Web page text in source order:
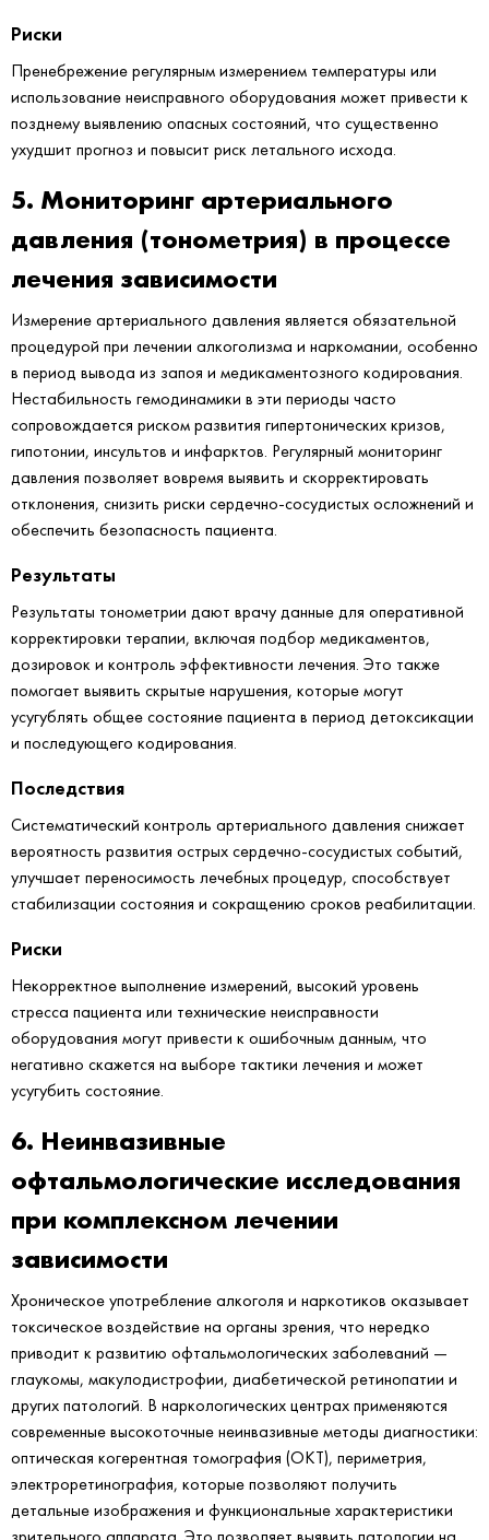
Риски
Пренебрежение регулярным измерением температуры или
использование неисправного оборудования может привести к
позднему выявлению опасных состояний, что существенно
ухудшит прогноз и повысит риск летального исхода.
5. Мониторинг артериального
давления (тонометрия) в процессе
лечения зависимости
Измерение артериального давления является обязательной
процедурой при лечении алкоголизма и наркомании, особенно
в период вывода из запоя и медикаментозного кодирования.
Нестабильность гемодинамики в эти периоды часто
сопровождается риском развития гипертонических кризов,
гипотонии, инсультов и инфарктов. Регулярный мониторинг
давления позволяет вовремя выявить и скорректировать
отклонения, снизить риски сердечно-сосудистых осложнений и
обеспечить безопасность пациента.
Результаты
Результаты тонометрии дают врачу данные для оперативной
корректировки терапии, включая подбор медикаментов,
дозировок и контроль эффективности лечения. Это также
помогает выявить скрытые нарушения, которые могут
усугублять общее состояние пациента в период детоксикации
и последующего кодирования.
Последствия
Систематический контроль артериального давления снижает
вероятность развития острых сердечно-сосудистых событий,
улучшает переносимость лечебных процедур, способствует
стабилизации состояния и сокращению сроков реабилитации.
Риски
Некорректное выполнение измерений, высокий уровень
стресса пациента или технические неисправности
оборудования могут привести к ошибочным данным, что
негативно скажется на выборе тактики лечения и может
усугубить состояние.
6. Неинвазивные
офтальмологические исследования
при комплексном лечении
зависимости
Хроническое употребление алкоголя и наркотиков оказывает
токсическое воздействие на органы зрения, что нередко
приводит к развитию офтальмологических заболеваний —
глаукомы, макулодистрофии, диабетической ретинопатии и
других патологий. В наркологических центрах применяются
современные высокоточные неинвазивные методы диагностики:
оптическая когерентная томография (ОКТ), периметрия,
электроретинография, которые позволяют получить
детальные изображения и функциональные характеристики